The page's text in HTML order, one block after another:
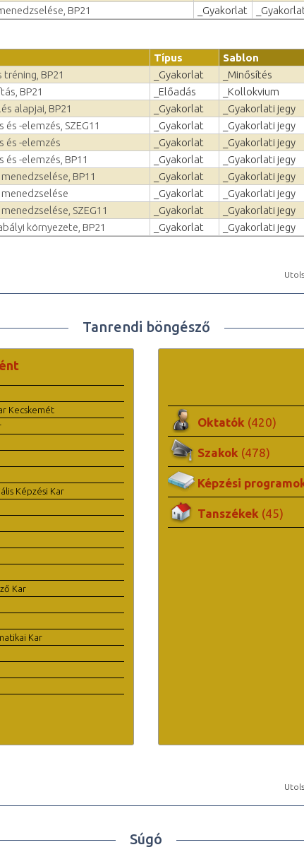
BP21 _Gyakorlat
Típus Sablon
BP21 _Gyakorlat
_Minősítés
BP21 _Előadás
_Kollokvium
alapjai, BP21 _Gyakorlat
_Gyakorlati jegy
-elemzés, SZEG11 _Gyakorlat
_Gyakorlati jegy
és -elemzés _Gyakorlat
_Gyakorlati jegy
-elemzés, BP11 _Gyakorlat
_Gyakorlati jegy
BP11 _Gyakorlat
_Gyakorlati jegy
_Gyakorlat
_Gyakorlati jegy
SZEG11 _Gyakorlat
_Gyakorlati jegy
környezete, BP21 _Gyakorlat _Gyakorlati jegy
Tanrendi böngésző
Kecskemét
Képzési Kar
Kar
Kar
Oktatók (420)
Szakok (478)
Képzési
Tanszékek (45)
Súgó